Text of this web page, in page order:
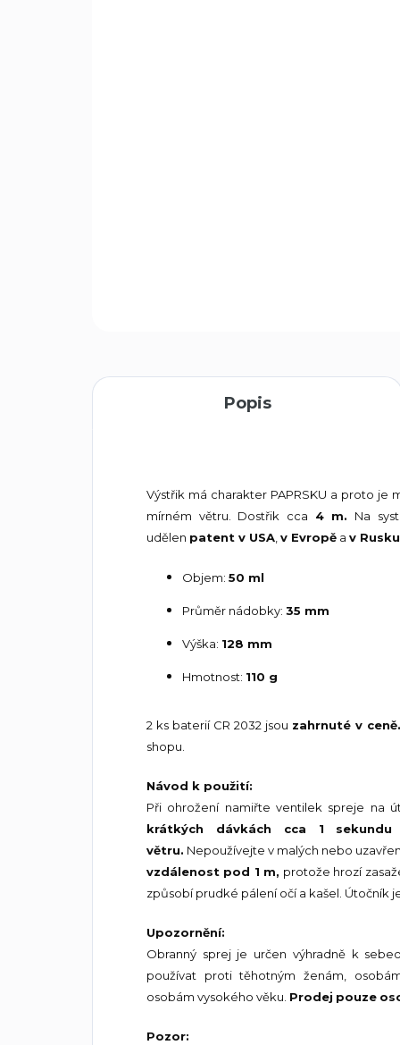
Popis
Výstřik má charakter PAPRSKU a proto
mírném větru. Dostřik cca 4 m.
Na
udělen patent v USA,v Evropě a v Rusku
Objem: 50 ml
Průměr nádobky: 35 mm
Výška: 128 mm
Hmotnost: 110 g
2 ks baterií CR 2032 jsou zahrnuté v ceně.
shopu.
Návod k použití:
Při ohrožení namiřte ventilek spreje na
krátkých dávkách cca 1 sekundu
větru. Nepoužívejte v malých nebo
vzdálenost pod 1 m, protože hrozí
způsobí prudké pálení očí a kašel. Útočník
Upozornění:
Obranný sprej je určen výhradně k
používat proti těhotným ženám,
osobám vysokého věku. Prodej pouze
Pozor: